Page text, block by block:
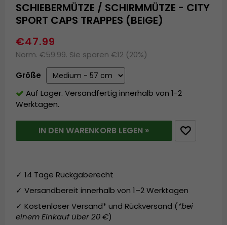
SCHIEBERMÜTZE / SCHIRMMÜTZE - CITY
SPORT CAPS TRAPPES (BEIGE)
€47.99
Norm. €59.99. Sie sparen €12 (20%)
Größe
Auf Lager. Versandfertig innerhalb von 1-2
Werktagen.
IN DEN WARENKORB LEGEN »
✓ 14 Tage Rückgaberecht
✓ Versandbereit innerhalb von 1–2 Werktagen
✓ Kostenloser Versand* und Rückversand (*bei
einem Einkauf über 20 €)